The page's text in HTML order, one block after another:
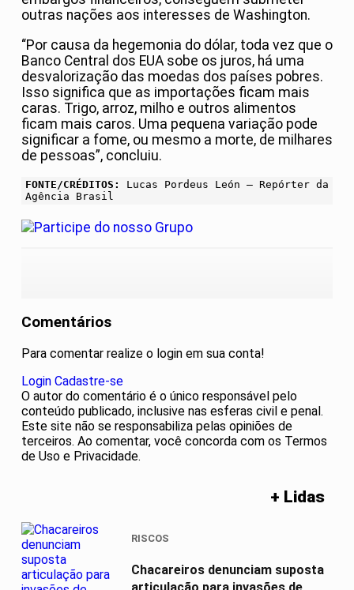
outras nações aos interesses de Washington.
“Por causa da hegemonia do dólar, toda vez que o
Banco Central dos EUA sobe os juros, há uma
desvalorização das moedas dos países pobres.
Isso significa que as importações ficam mais
caras. Trigo, arroz, milho e outros alimentos
ficam mais caros. Uma pequena variação pode
significar a fome, ou mesmo a morte, de milhares
de pessoas”, concluiu.
FONTE/CRÉDITOS:
Lucas Pordeus León – Repórter da
Agência Brasil
Comentários
Para comentar realize o login em sua conta!
Login Cadastre-se
O autor do comentário é o único responsável pelo
conteúdo publicado, inclusive nas esferas civil e penal.
Este site não se responsabiliza pelas opiniões de
terceiros. Ao comentar, você concorda com os Termos
de Uso e Privacidade.
+ Lidas
RISCOS
Chacareiros denunciam suposta
articulação para invasões de